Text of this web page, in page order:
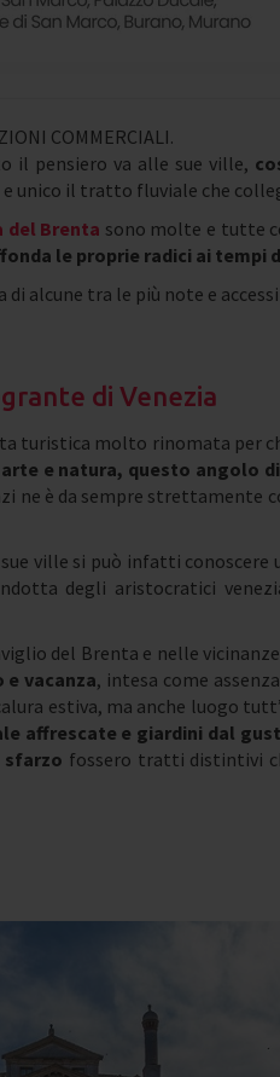
COMMERCIALI.
il pensiero va alle sue ville,
unico il tratto fluviale che
del Brenta sono molte e tutte
le proprie radici ai tempi
alcune tra le più note e
di Venezia
turistica molto rinomata per
e natura, questo angolo
ne è da sempre strettamente
ville si può infatti
degli aristocratici
del Brenta e nelle
vacanza, intesa come
estiva, ma anche luogo
affrescate e giardini dal
sfarzo fossero tratti distintivi